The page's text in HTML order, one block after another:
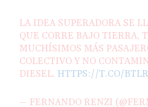
LA IDEA SUPERADORA SE
QUE CORRE BAJO TIERRA,
MUCHÍSIMOS MÁS
COLECTIVO Y NO
DIESEL. HTTPS://T.CO/
— FERNANDO RENZI